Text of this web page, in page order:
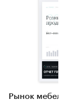
Рынок мебели